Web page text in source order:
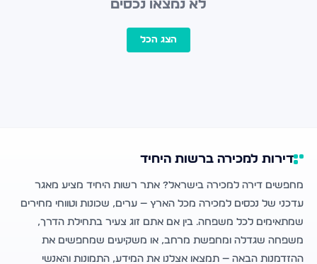
לא נמצאו נכסים
הצג הכל
דירות למכירה ברשות היחיד
מחפשים דירה למכירה בישראל? אתר רשות היחיד מציע מאגר
עדכני של נכסים למכירה מכל הארץ — ערים, שכונות וטווחי מחירים
שמתאימים לכל משפחה. בין אם אתם זוג צעיר בתחילת הדרך,
משפחה שגדלה ומחפשת מרחב, או משקיעים שמחפשים את
ההזדמנות הבאה — תמצאו אצלנו את המידע, התמונות והאנשי